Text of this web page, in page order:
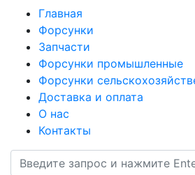
Главная
Форсунки
Запчасти
Форсунки промышленные
Форсунки
Доставка и оплата
О нас
Контакты